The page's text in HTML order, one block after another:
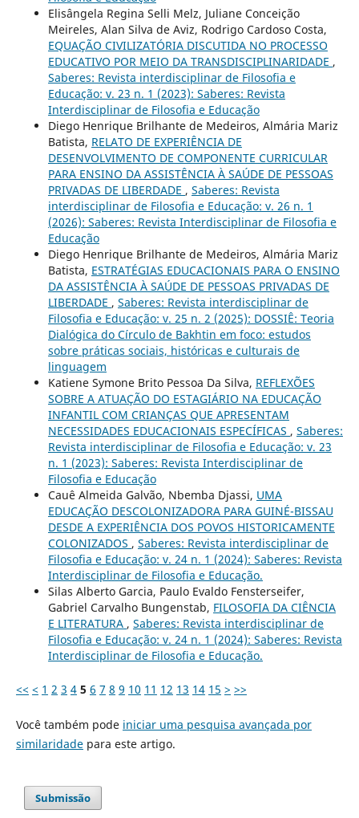
Elisângela Regina Selli Melz, Juliane Conceição
Meireles, Alan Silva de Aviz, Rodrigo Cardoso Costa,
EQUAÇÃO CIVILIZATÓRIA DISCUTIDA NO PROCESSO
EDUCATIVO POR MEIO DA TRANSDISCIPLINARIDADE ,
Saberes: Revista interdisciplinar de Filosofia e
Educação: v. 23 n. 1 (2023): Saberes: Revista
Interdisciplinar de Filosofia e Educação
Diego Henrique Brilhante de Medeiros, Almária Mariz
Batista, RELATO DE EXPERIÊNCIA DE
DESENVOLVIMENTO DE COMPONENTE CURRICULAR
PARA ENSINO DA ASSISTÊNCIA À SAÚDE DE PESSOAS
PRIVADAS DE LIBERDADE , Saberes: Revista
interdisciplinar de Filosofia e Educação: v. 26 n. 1
(2026): Saberes: Revista Interdisciplinar de Filosofia e
Educação
Diego Henrique Brilhante de Medeiros, Almária Mariz
Batista, ESTRATÉGIAS EDUCACIONAIS PARA O ENSINO
DA ASSISTÊNCIA À SAÚDE DE PESSOAS PRIVADAS DE
LIBERDADE , Saberes: Revista interdisciplinar de
Filosofia e Educação: v. 25 n. 2 (2025): DOSSIÊ: Teoria
Dialógica do Círculo de Bakhtin em foco: estudos
sobre práticas sociais, históricas e culturais de
linguagem
Katiene Symone Brito Pessoa Da Silva, REFLEXÕES
SOBRE A ATUAÇÃO DO ESTAGIÁRIO NA EDUCAÇÃO
INFANTIL COM CRIANÇAS QUE APRESENTAM
NECESSIDADES EDUCACIONAIS ESPECÍFICAS , Saberes:
Revista interdisciplinar de Filosofia e Educação: v. 23
n. 1 (2023): Saberes: Revista Interdisciplinar de
Filosofia e Educação
Cauê Almeida Galvão, Nbemba Djassi, UMA
EDUCAÇÃO DESCOLONIZADORA PARA GUINÉ-BISSAU
DESDE A EXPERIÊNCIA DOS POVOS HISTORICAMENTE
COLONIZADOS , Saberes: Revista interdisciplinar de
Filosofia e Educação: v. 24 n. 1 (2024): Saberes: Revista
Interdisciplinar de Filosofia e Educação.
Silas Alberto Garcia, Paulo Evaldo Fensterseifer,
Gabriel Carvalho Bungenstab, FILOSOFIA DA CIÊNCIA
E LITERATURA , Saberes: Revista interdisciplinar de
Filosofia e Educação: v. 24 n. 1 (2024): Saberes: Revista
Interdisciplinar de Filosofia e Educação.
<< < 1 2 3 4 5 6 7 8 9 10 11 12 13 14 15 > >>
Você também pode iniciar uma pesquisa avançada por
similaridadepara este artigo.
Submissão